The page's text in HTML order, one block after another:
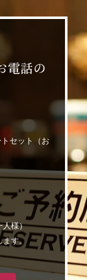
電話の
セット（お
人様）
ます。